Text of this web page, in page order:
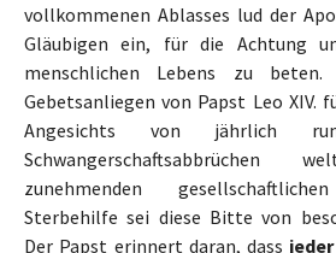
vollkommenen Ablasses lud der
Gläubigen ein, für die Achtung
menschlichen Lebens zu
Gebetsanliegen von Papst Leo XIV.
Angesichts von jährlich
zunehmenden
Sterbehilfe sei diese Bitte von
Der Papst erinnert daran, dass